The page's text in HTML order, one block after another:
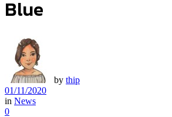
Blue
by thip
01/11/2020
in News
0